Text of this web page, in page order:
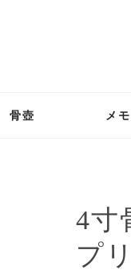
骨壺 メ
4寸
プ